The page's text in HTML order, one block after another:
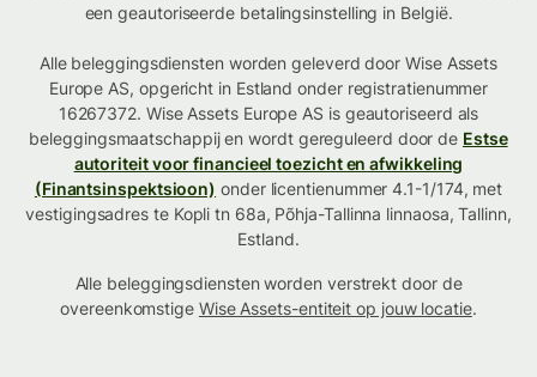
een geautoriseerde betalingsinstelling in België.
Alle beleggingsdiensten worden geleverd door Wise Assets
Europe AS, opgericht in Estland onder registratienummer
16267372. Wise Assets Europe AS is geautoriseerd als
beleggingsmaatschappij en wordt gereguleerd door de Estse
autoriteit voor financieel toezicht en afwikkeling
(Finantsinspektsioon) onder licentienummer 4.1-1/174, met
vestigingsadres te Kopli tn 68a, Põhja-Tallinna linnaosa, Tallinn,
Estland.
Alle beleggingsdiensten worden verstrekt door de
overeenkomstige Wise Assets-entiteit op jouw locatie.